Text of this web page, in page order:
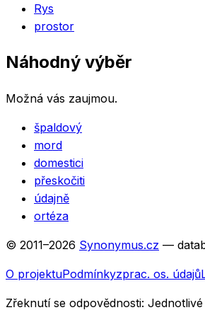
Rys
prostor
Náhodný výběr
Možná vás zaujmou.
špaldový
mord
domestici
přeskočiti
údajně
ortéza
© 2011–2026 Synonymus.cz —
O projektuPodmínkyzprac. os. údajů
Zřeknutí se odpovědnosti: